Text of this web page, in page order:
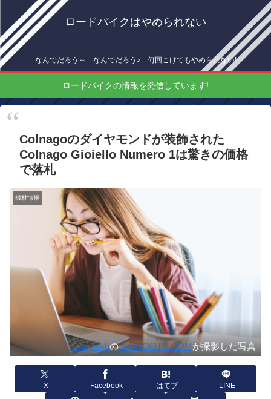
ロードバイクはやめられない
なんでだろう～ なんでだろう♪ 何回こけてもやめられない!
ロードバイクの情報を発信しています!
Colnagoのダイヤモンドが装飾された
Colnago Gioiello Numero 1は驚きの価格
で落札
機材情報
UnsplashのJESHOOTS.COMが撮影した写真
X Facebook はてブ LINE